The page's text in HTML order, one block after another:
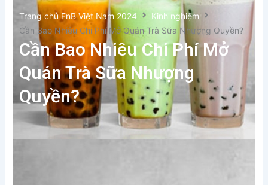
Trang chủ FnB Việt Nam 2024
Kinh nghiệm
Cần Bao Nhiêu Chi Phí Mở Quán Trà Sữa Nhượng Quyền?
Cần Bao Nhiêu Chi Phí Mở
Quán Trà Sữa Nhượng
Quyền?